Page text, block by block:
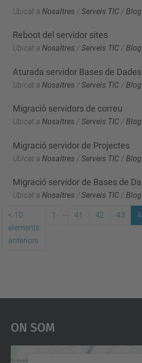
Ubicat a Nosaltres /Serveis TIC / Blog
Reboot del servidor sites
Ubicat a Nosaltres /Serveis TIC /Blog
Aturada servidor Bases de Dades
Ubicat a Nosaltres /Serveis TIC / Blog
Migració servidors de correu
Ubicat a Nosaltres /Serveis TIC /Blog
Migració servidor de Projectes
Ubicat a Nosaltres /Serveis TIC / Blog
Migració servidor de Bases de
Ubicat a Nosaltres /Serveis TIC /Blog
< 10
elements
anteriors
1 41 42 43
On Som